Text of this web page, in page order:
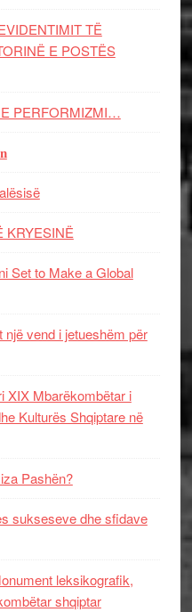
TË
E POSTËS
PERFORMIZMI…
KRYESINË
Set to Make a Global
një vend i jetueshëm për
XIX Mbarëkombëtar i
Kulturës Shqiptare në
Pashën?
sukseseve dhe sfidave
leksikografik,
shqiptar